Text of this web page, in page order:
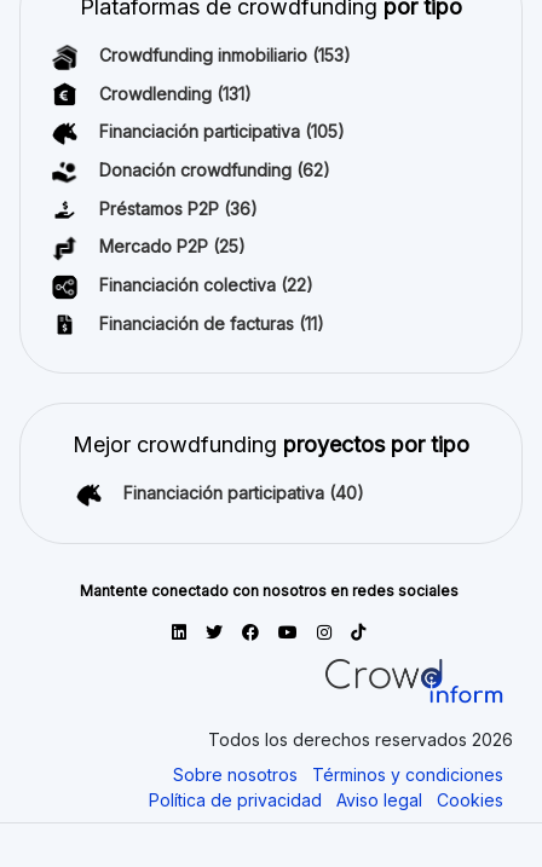
Plataformas de crowdfunding por tipo
Crowdfunding inmobiliario (153)
Crowdlending (131)
Financiación participativa (105)
Donación crowdfunding (62)
Préstamos P2P (36)
Mercado P2P (25)
Financiación colectiva (22)
Financiación de facturas (11)
Mejor crowdfunding proyectos por tipo
Financiación participativa (40)
Mantente conectado con nosotros en redes sociales
Todos los derechos reservados 2026
Sobre nosotros
Términos y condiciones
Política de privacidad
Aviso legal Cookies